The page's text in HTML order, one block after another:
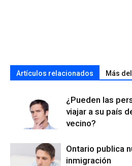
Artículos relacionados Más
¿Pueden las
viajar a su país
vecino?
Ontario publica
inmigración